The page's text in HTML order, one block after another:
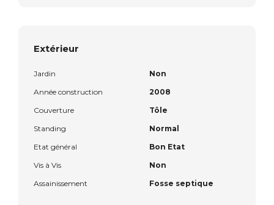
Extérieur
Jardin
Non
Année construction
2008
Couverture
Tôle
Standing
Normal
Etat général
Bon Etat
Vis à Vis
Non
Assainissement
Fosse septique